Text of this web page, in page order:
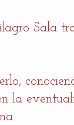
Sala
la